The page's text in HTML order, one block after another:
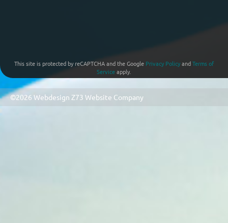
©2026 Webdesign Z73 Website Company
This site is protected by reCAPTCHA and the Google Privacy PolicyandTerms of
Serviceapply.